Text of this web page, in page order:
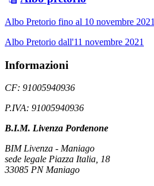
Albo Pretorio fino al 10 novembre 2021
Albo Pretorio dall'11 novembre 2021
Informazioni
CF: 91005940936
P.IVA: 91005940936
B.I.M. Livenza Pordenone
BIM Livenza - Maniago
sede legale Piazza Italia, 18
33085 PN Maniago